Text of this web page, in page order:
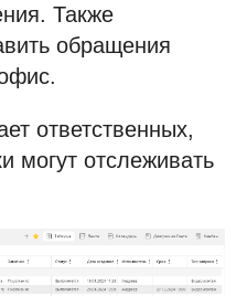
Также
обращения
ответственных,
могут отслеживать